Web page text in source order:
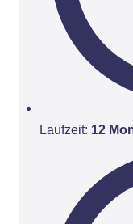
Laufzeit: 12